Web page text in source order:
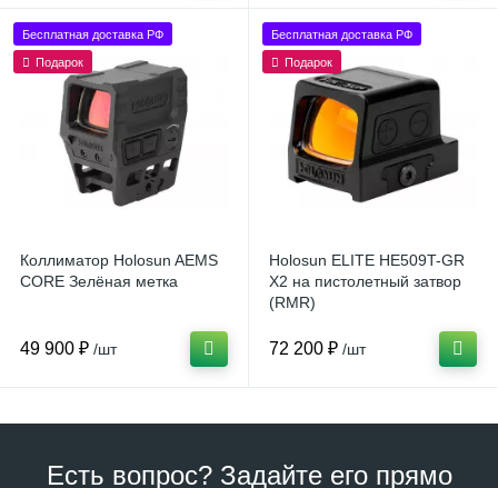
Бесплатная доставка РФ
Подарок
Коллиматор Holosun AEMS
CORE Зелёная метка
49 900 ₽ /шт
Бесплатная доставка РФ
Подарок
Holosun ELITE HE509T-GR
X2 на пистолетный затвор
(RMR)
72 200 ₽ /шт
Есть вопрос? Задайте его прямо